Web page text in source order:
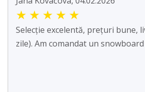
★ ★ ★ ★ ★
Selecție excelentă, prețuri bune,
zile). Am comandat un